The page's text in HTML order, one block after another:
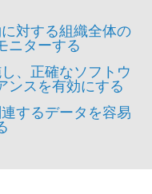
対する組織全体の
ニターする
、正確なソフトウ
ンスを有効にする
するデータを容易